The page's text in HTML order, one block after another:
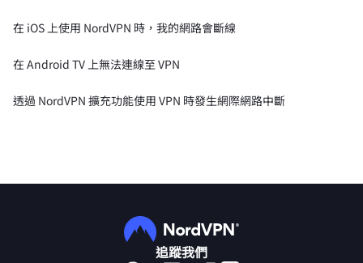
在 iOS 上使用 NordVPN 時，我的網路會斷線
在 Android TV 上無法連線至 VPN
透過 NordVPN 擴充功能使用 VPN 時發生網際網路中斷
追蹤我們